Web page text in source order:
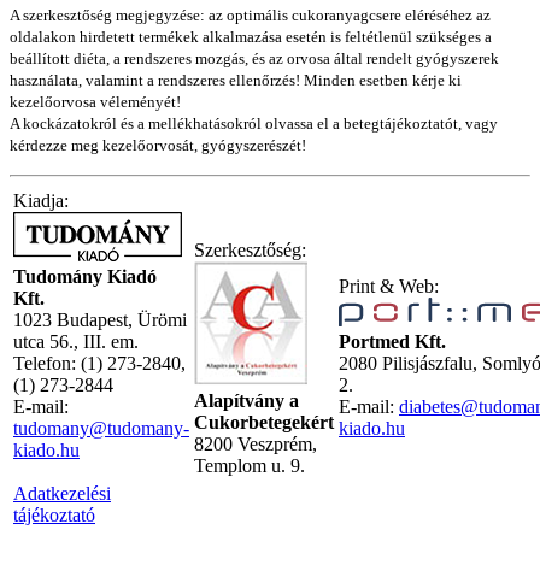
A szerkesztőség megjegyzése: az optimális cukoranyagcsere eléréséhez az
oldalakon hirdetett termékek alkalmazása esetén is feltétlenül szükséges a
beállított diéta, a rendszeres mozgás, és az orvosa által rendelt gyógyszerek
használata, valamint a rendszeres ellenőrzés! Minden esetben kérje ki
kezelőorvosa véleményét!
A kockázatokról és a mellékhatásokról olvassa el a betegtájékoztatót, vagy
kérdezze meg kezelőorvosát, gyógyszerészét!
Kiadja:
Tudomány Kiadó
Kft.
1023 Budapest, Ürömi
utca 56., III. em.
Telefon: (1) 273-2840,
(1) 273-2844
E-mail:
tudomany@tudomany-
kiado.hu
Adatkezelési
tájékoztató
Szerkesztőség:
Alapítvány a
Cukorbetegekért
8200 Veszprém,
Templom u. 9.
Print & Web:
Portmed Kft.
2080 Pilisjászfalu,
2.
E-mail:
kiado.hu